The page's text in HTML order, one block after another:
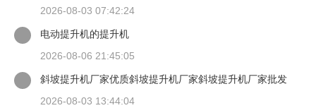
2026-08-03 07:42:24
电动提升机的提升机
2026-08-06 21:45:05
斜坡提升机厂家优质斜坡提升机厂家斜坡提升机厂家批发
2026-08-03 13:44:04